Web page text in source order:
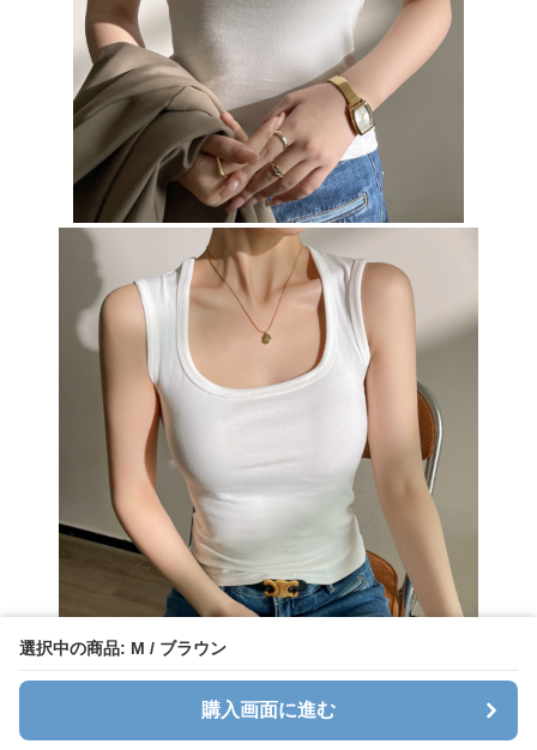
選択中の商品: M / ブラウン
購入画面に進む